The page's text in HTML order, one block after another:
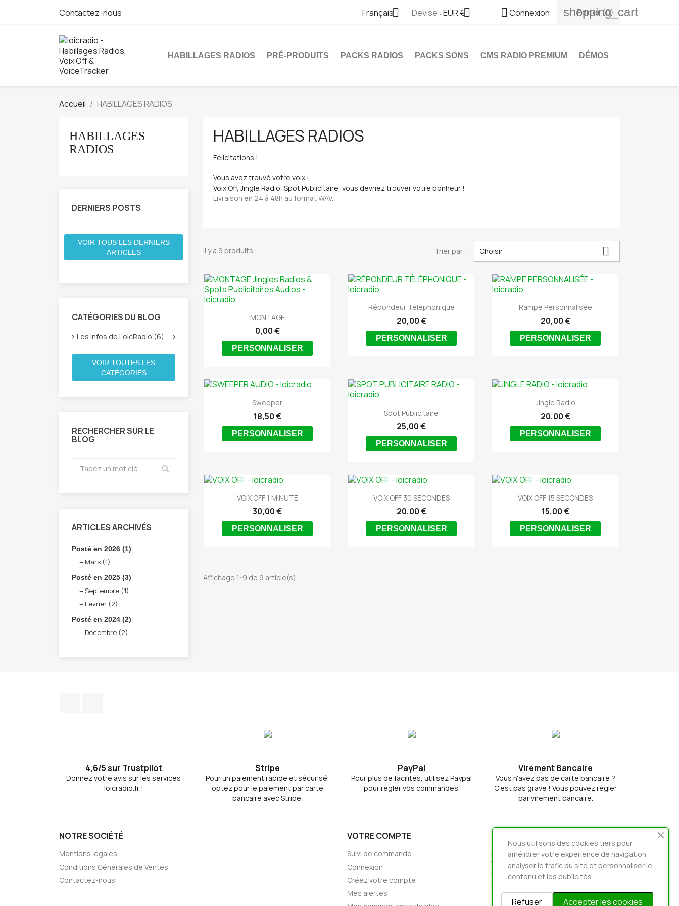
Contactez-nous Français Devise : EUR € Connexion shopping_cart
Panier(0)
HABILLAGES RADIOS PRÉ-PRODUITS PACKS RADIOS PACKS SONS CMS RADIO PREMIUM DÉMOS
Accueil HABILLAGES RADIOS
HABILLAGES
RADIOS
DERNIERS POSTS
VOIR TOUS LES DERNIERS
ARTICLES
CATÉGORIES DU BLOG
Les Infos de LoicRadio (6)
VOIR TOUTES LES
CATÉGORIES
RECHERCHER SUR LE
BLOG
ARTICLES ARCHIVÉS
Posté en 2026 (1)
Mars (1)
Posté en 2025 (3)
Septembre (1)
Février (2)
Posté en 2024 (2)
Décembre (2)
HABILLAGES RADIOS
Félicitations !
Vous avez trouvé votre voix !
Voix Off, Jingle Radio, Spot Publicitaire, vous devriez trouver votre bonheur !
Livraison en 24 à 48h au format WAV.
Il y a 9 produits. Trier par : Choisir 
Aperçu rapide
MONTAGE
0,00 €
PERSONNALISER
 Aperçu rapide
Répondeur Téléphonique
20,00 €
PERSONNALISER
 Aperçu rapide
Rampe Personnalisée
20,00 €
PERSONNALISER
Aperçu rapide
Sweeper
18,50 €
PERSONNALISER
 Aperçu rapide
Spot Publicitaire
25,00 €
PERSONNALISER
Aperçu rapide
Jingle Radio
20,00 €
PERSONNALISER
 Aperçu rapide
VOIX OFF 1 MINUTE
30,00 €
PERSONNALISER
 Aperçu rapide
VOIX OFF 30 SECONDES
20,00 €
PERSONNALISER
 Aperçu rapide
VOIX OFF 15 SECONDES
15,00 €
PERSONNALISER
Affichage 1-9 de 9 article(s)
4,6/5 sur Trustpilot
Donnez votre avis sur les services
loicradio.fr !
Stripe
Pour un paiement rapide et sécurisé,
optez pour le paiement par carte
bancaire avec Stripe.
PayPal
Pour plus de facilités, utilisez Paypal
pour régler vos commandes.
Virement Bancaire
Vous n'avez pas de carte bancaire ?
C'est pas grave ! Vous pouvez régler
par virement bancaire.
NOTRE SOCIÉTÉ
Mentions légales
Conditions Générales de Ventes
Contactez-nous
VOTRE COMPTE
Suivi de commande
Connexion
Créez votre compte
Mes alertes
INFORMATIONS
loicradio - Habillages Radios, Voix Off &
VoiceTracker
France
Envoyez-nous un e-mail :
contact@loicradio.fr
Nous utilisons des cookies tiers pour
améliorer votre expérience de navigation,
analyser le trafic du site et personnaliser le
contenu et les publicités.
Accepter les cookies
Refuser